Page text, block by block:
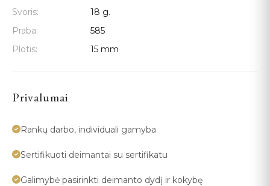
Svoris:
18 g.
Praba:
585
Plotis:
15 mm
Privalumai
Rankų darbo, individuali gamyba
Sertifikuoti deimantai su sertifikatu
Galimybė pasirinkti deimanto dydį ir kokybę